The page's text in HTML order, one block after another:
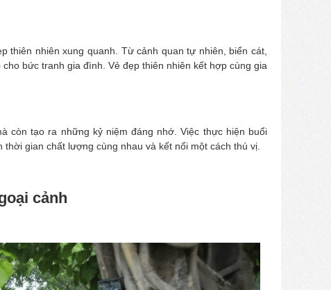
thiên nhiên xung quanh. Từ cảnh quan tự nhiên, biển cát,
bức tranh gia đình. Vẻ đẹp thiên nhiên kết hợp cùng gia
còn tạo ra những kỷ niệm đáng nhớ. Việc thực hiện buổi
gian chất lượng cùng nhau và kết nối một cách thú vị.
cảnh